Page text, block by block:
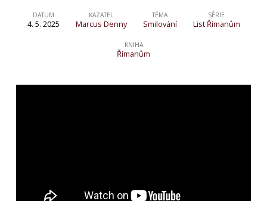
Boží
(Římanům
DATUM
4. 5. 2025
KAZATEL
Marcus Denny
TÉMA
Smilování
SÉRIE
List Římanům
KNIHA
Římanům